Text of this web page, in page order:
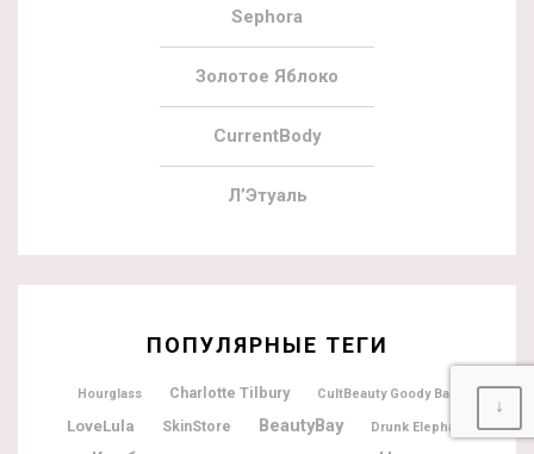
Sephora
Золотое Яблоко
CurrentBody
Л’Этуаль
ПОПУЛЯРНЫЕ ТЕГИ
Hourglass Charlotte Tilbury CultBeauty Goody Bag
LoveLula SkinStore BeautyBay Drunk Elephant
↓